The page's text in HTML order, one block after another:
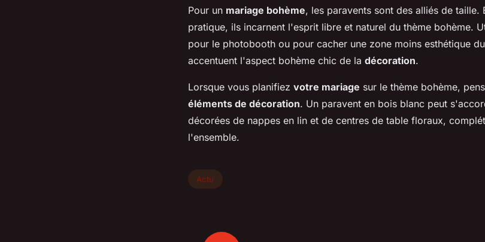
Pour un mariage bohème, les paravents sont des alliés de taille.
pratique, ils incarnent l'esprit libre et naturel du thème bohème.
pour le photobooth ou pour cacher une zone moins esthétique du
accentuent l'aspect bohème chic de la décoration.
Lorsque vous planifiez votre mariage sur le thème bohème,
éléments de décoration. Un paravent en bois blanc peut
décorées de nappes en lin et de centres de table floraux,
l'ensemble.
Actu